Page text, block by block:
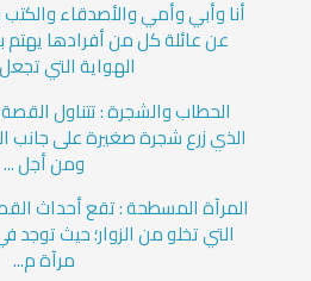
أنا وأبي وأمي والأصدقاء
عن عائلة كل من أفرادها يهتم
الهواية التي
الحطاب والشجرة : تتناول
الذي زرع شجرة صغيرة على جانب
ومن أجل ...
المرآة المسطحة : تقع أحداث
التي تخلو من الزوار؛ حيث توجد
مرآة م...